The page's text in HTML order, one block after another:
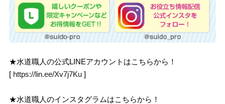
★水道職人の公式LINEアカウントはこちらから！
[ https://lin.ee/Xv7j7Ku ]
★水道職人のインスタグラムはこちらから！